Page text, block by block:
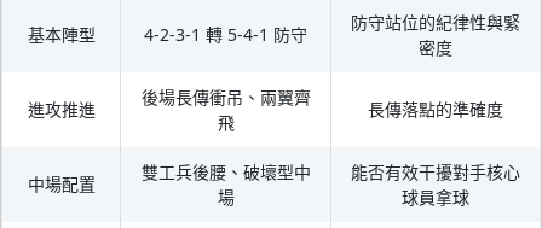
基本陣型 4-2-3-1 轉 5-4-1 防守
防守站位的紀律性與緊
密度
進攻推進
後場長傳衝吊、兩翼齊
飛
長傳落點的準確度
中場配置
雙工兵後腰、破壞型中
場
能否有效干擾對手核心
球員拿球